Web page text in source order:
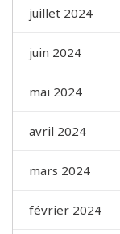
juillet 2024
juin 2024
mai 2024
avril 2024
mars 2024
février 2024